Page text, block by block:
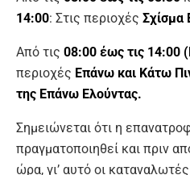
14:00: Στις περιοχές Σχίσμα
Από τις 08:00 έως τις 14:00
περιοχές Επάνω και Κάτω
της Επάνω Ελούντας.
Σημειώνεται ότι η
πραγματοποιηθεί και πριν
ώρα, γι’ αυτό οι